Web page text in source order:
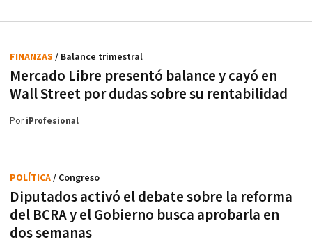
Mercado Libre presentó balance y cayó en
Wall Street por dudas sobre su rentabilidad
FINANZAS / Balance trimestral
PoriProfesional
Diputados activó el debate sobre la reforma
del BCRA y el Gobierno busca aprobarla en
dos semanas
POLÍTICA/ Congreso